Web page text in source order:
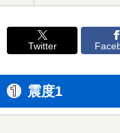
Twitter
震度1